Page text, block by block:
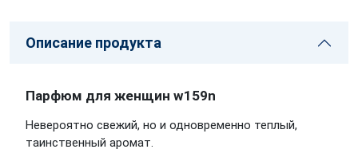
Описание продукта
Парфюм для женщин w159n
Невероятно свежий, но и одновременно теплый,
таинственный аромат.